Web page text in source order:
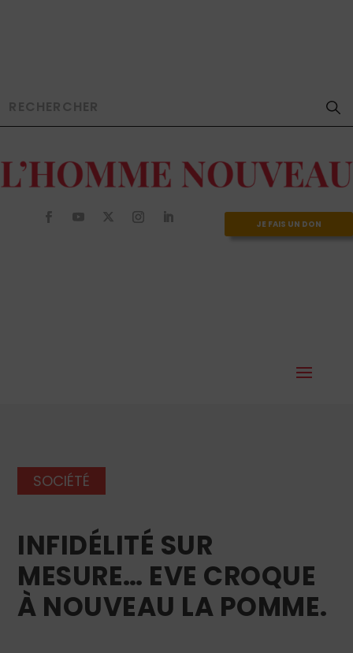
JE FAIS UN DON
SOCIÉTÉ
INFIDÉLITÉ SUR
MESURE… EVE CROQUE
À NOUVEAU LA POMME.